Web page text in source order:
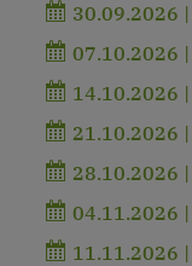
30.09.2026
07.10.2026
14.10.2026
21.10.2026
28.10.2026
04.11.2026
11.11.2026